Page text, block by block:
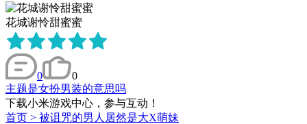
花城谢怜甜蜜蜜
0
0
主题是女扮男装的意思吗
下载小米游戏中心，参与互动！
首页 > 被诅咒的男人居然是大X萌妹